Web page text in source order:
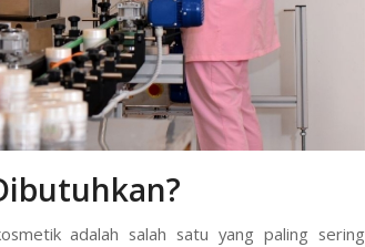
adalah salah satu yang paling sering